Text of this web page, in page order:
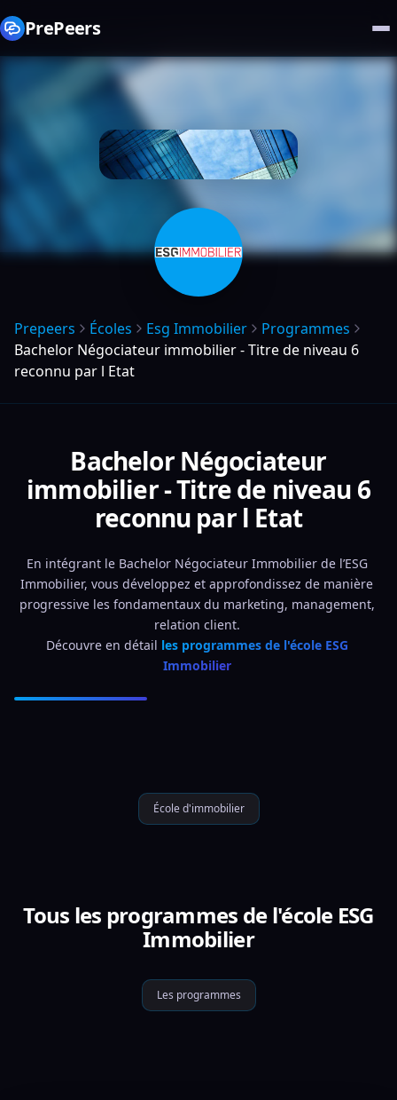
PrePeers
Prepeers Écoles Esg Immobilier
Programmes
Bachelor Négociateur immobilier - Titre de niveau 6
reconnu par l Etat
Bachelor Négociateur
immobilier - Titre de niveau 6
reconnu par l Etat
En intégrant le Bachelor Négociateur Immobilier de l’ESG
Immobilier, vous développez et approfondissez de manière
progressive les fondamentaux du marketing, management,
relation client.
Découvre en détail les programmes de l'école ESG
Immobilier
École d'immobilier
Tous les programmes de l'école ESG
Immobilier
Les programmes